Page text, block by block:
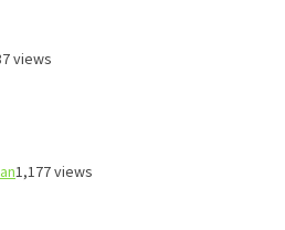
views
1,177 views